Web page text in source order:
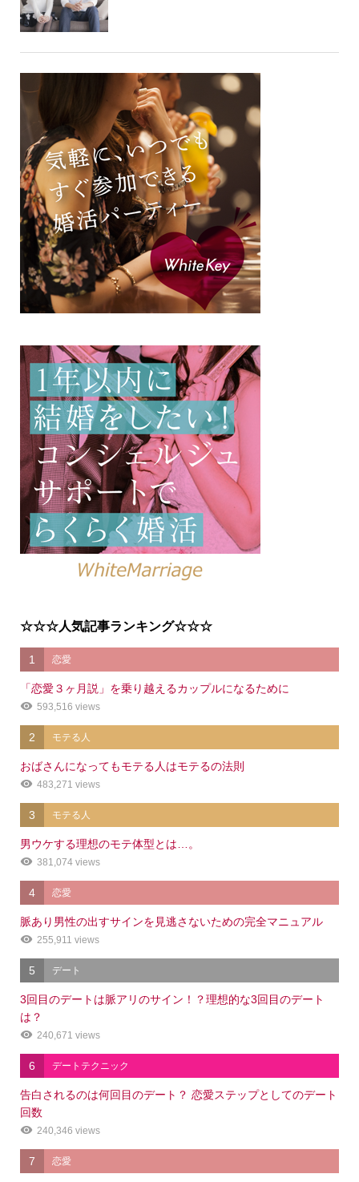
☆☆☆人気記事ランキング☆☆☆
1 恋愛
「恋愛３ヶ月説」を乗り越えるカップルになるために
593,516 views
2 モテる人
おばさんになってもモテる人はモテるの法則
483,271 views
3 モテる人
男ウケする理想のモテ体型とは…。
381,074 views
4 恋愛
脈あり男性の出すサインを見逃さないための完全マニュアル
255,911 views
5 デート
3回目のデートは脈アリのサイン！？理想的な3回目のデート
は？
240,671 views
6 デートテクニック
告白されるのは何回目のデート？ 恋愛ステップとしてのデート
回数
240,346 views
7 恋愛